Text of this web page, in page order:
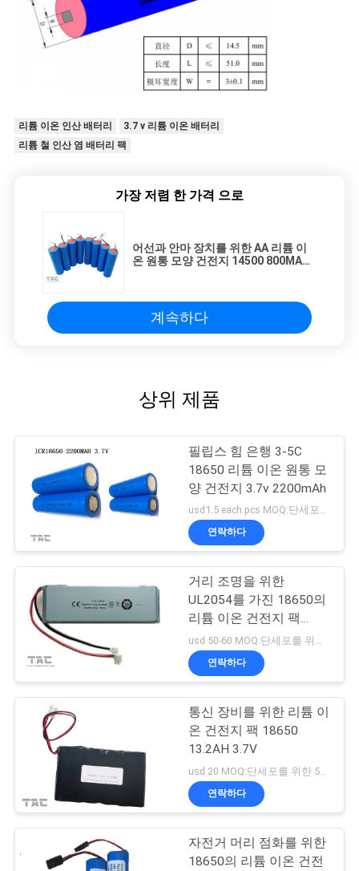
리튬 이온 인산 배터리
3.7 v 리튬 이온 배터리
리튬 철 인산 염 배터리 팩
가장 저렴 한 가격 으로
어선과 안마 장치를 위한 AA 리튬 이
온 원통 모양 건전지 14500 800MAH
계속하다
상위 제품
필립스 힘 은행 3-5C
18650 리튬 이온 원통 모
양 건전지 3.7v 2200mAh
usd1.5 each pcs MOQ:단세포를 위한 500 PC, 건전지 팩을 위한 50pack
연락하다
거리 조명을 위한
UL2054를 가진 18650의
리튬 이온 건전지 팩
14.8v 5.6ah
usd 50-60 MOQ:단세포를 위한 500 PC, 건전지 팩을 위한 50pack
연락하다
통신 장비를 위한 리튬 이
온 건전지 팩 18650
13.2AH 3.7V
연락하다
자전거 머리 점화를 위한
18650의 리튬 이온 건전